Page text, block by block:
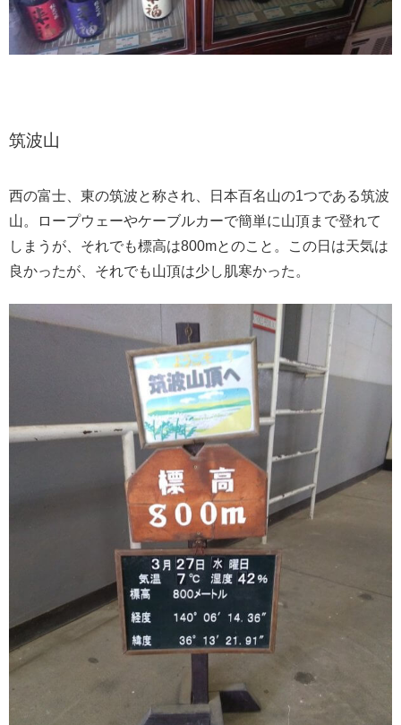
筑波山
西の富士、東の筑波と称され、日本百名山の1つである筑波
山。ロープウェーやケーブルカーで簡単に山頂まで登れて
しまうが、それでも標高は800mとのこと。この日は天気は
良かったが、それでも山頂は少し肌寒かった。